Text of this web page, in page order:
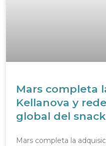
Mars completa
Kellanova y
global del
Mars completa la